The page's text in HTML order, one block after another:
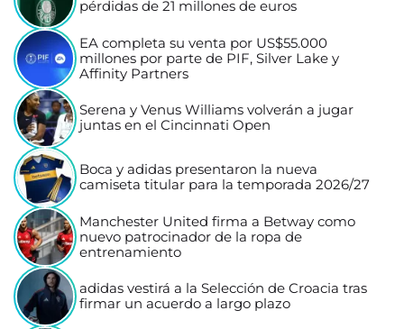
pérdidas de 21 millones de euros
EA completa su venta por US$55.000
millones por parte de PIF, Silver Lake y
Affinity Partners
Serena y Venus Williams volverán a jugar
juntas en el Cincinnati Open
Boca y adidas presentaron la nueva
camiseta titular para la temporada 2026/27
Manchester United firma a Betway como
nuevo patrocinador de la ropa de
entrenamiento
adidas vestirá a la Selección de Croacia tras
firmar un acuerdo a largo plazo